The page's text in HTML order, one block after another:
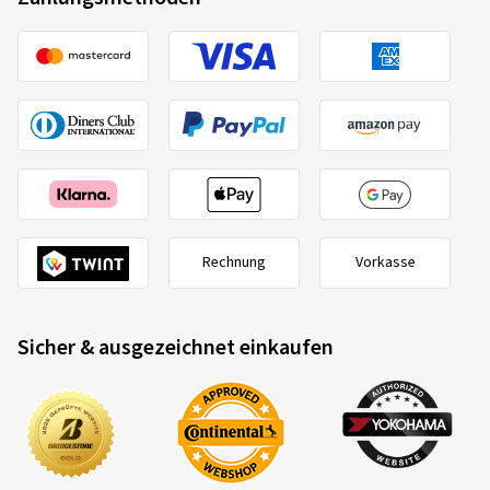
Kumho 2270943
205/55 R16 91H
EU-Reifenlabel Datenblatt
20.07.2026
Verifizierter Kauf
Rainer L., Deutschland
Fahrstil:Gemischt
Ø Durchschnittliche Jahresfahrleistung:10000 km
06.07.2026
Verifizierter Kauf
Rechnung Vorkasse
Sicher & ausgezeichnet einkaufen